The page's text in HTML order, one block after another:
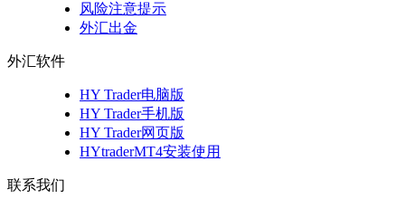
风险注意提示
外汇出金
外汇软件
HY Trader电脑版
HY Trader手机版
HY Trader网页版
HYtraderMT4安装使用
联系我们